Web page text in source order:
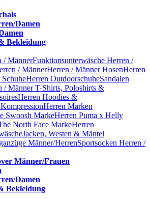
Damen
Bekleidung
/ MännerFunktionsunterwäsche Herren /
/ MännerHerren / Männer HosenHerren
Herren OutdoorschuheSandalen
/ Männer T-Shirts, Poloshirts &
Herren Hoodies &
Herren Marken
Swoosh MarkeHerren Puma x Helly
North Face MarkeHerren
Jacken, Westen & Mäntel
Männer/HerrenSportsocken Herren /
Männer/Frauen
Damen
Bekleidung